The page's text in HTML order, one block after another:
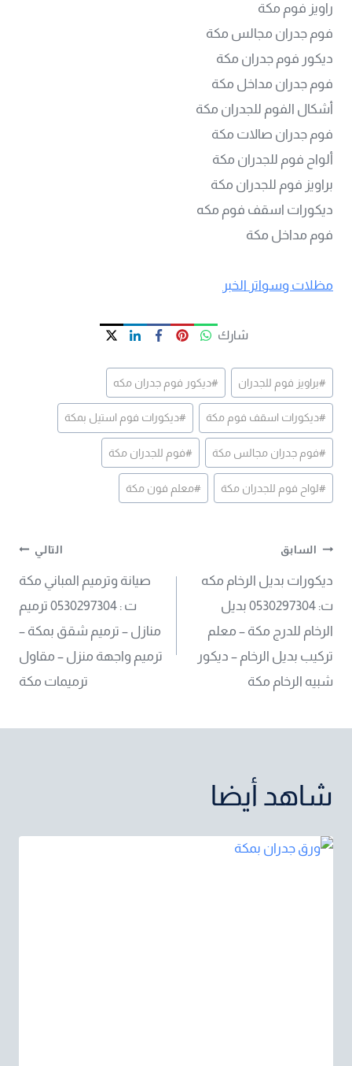
راويز فوم مكة
فوم جدران مجالس مكة
ديكور فوم جدران مكة
فوم جدران مداخل مكة
أشكال الفوم للجدران مكة
فوم جدران صالات مكة
ألواح فوم للجدران مكة
براويز فوم للجدران مكة
ديكورات اسقف فوم مكه
فوم مداخل مكة
مظلات وسواتر الخبر
شارك
وسوم
المقال:
#براويز فوم للجدران #ديكور فوم جدران مكه
#ديكورات اسقف فوم مكة #ديكورات فوم استيل بمكة
#فوم جدران مجالس مكة #فوم للجدران مكة
#لواح فوم للجدران مكة #معلم فون مكة
تصفّح
المقالات
السابق
ديكورات بديل الرخام مكه
ت: 0530297304 بديل
الرخام للدرج مكة – معلم
تركيب بديل الرخام – ديكور
شبيه الرخام مكة
التالي
صيانة وترميم المباني مكة
ت : 0530297304 ترميم
منازل – ترميم شقق بمكة –
ترميم واجهة منزل – مقاول
ترميمات مكة
شاهد أيضا